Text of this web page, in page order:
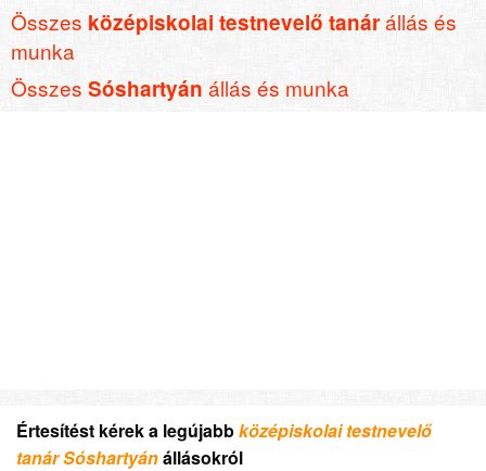
Összes középiskolai testnevelő tanárállás és
munka
Összes Sóshartyán állás és munka
Értesítést kérek a legújabbközépiskolai testnevelő
tanár Sóshartyánállásokról